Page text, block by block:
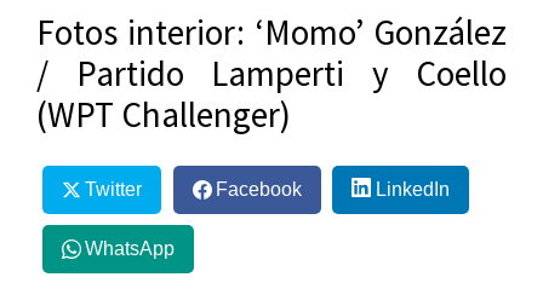
Fotos interior: ‘Momo’ González
/ Partido Lamperti y Coello
(WPT Challenger)
Twitter Facebook LinkedIn
WhatsApp